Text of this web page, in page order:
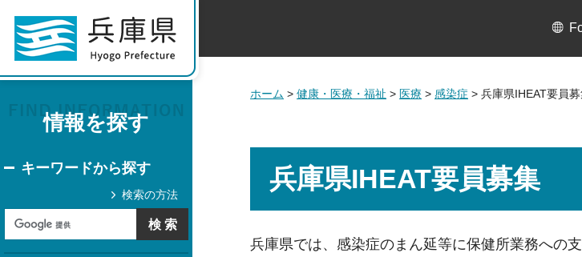
情報を探す
キーワードから探す
検索の方法
ホーム > 健康・医療・福祉 > 医療 > 感染症 > 兵庫県IHEAT要員
兵庫県IHEAT要員募集
兵庫県では、感染症のまん延等に保健所業務への